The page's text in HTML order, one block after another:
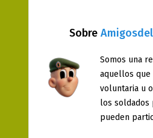
Sobre
Somos una
aquellos que
voluntaria u
los soldados
pueden